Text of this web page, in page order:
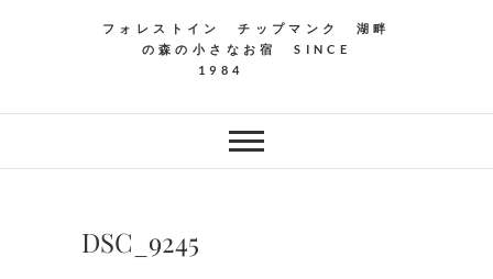
フォレストイン チップマンク 湖畔
の森の小さなお宿 SINCE
1984
DSC_9245